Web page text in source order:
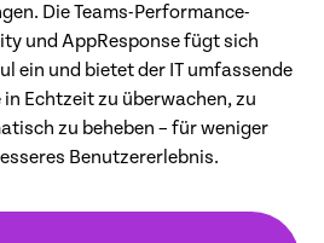
Die Teams-Performance-
und AppResponse fügt sich
ein und bietet der IT umfassende
Echtzeit zu überwachen, zu
zu beheben – für weniger
Benutzererlebnis.